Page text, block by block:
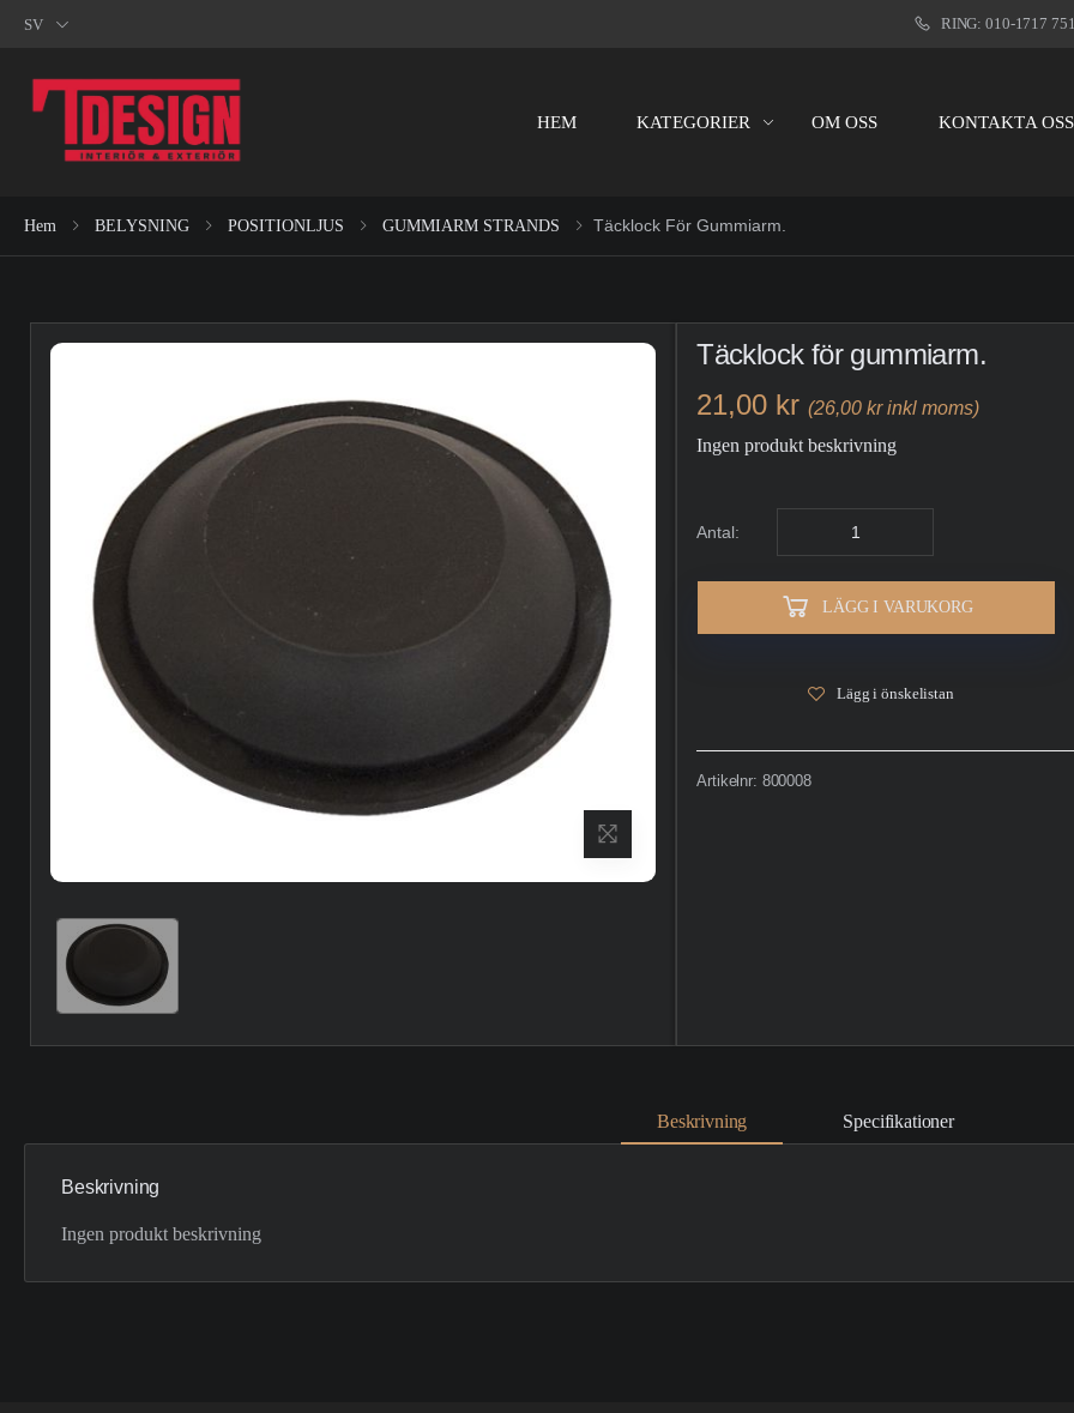
SV RING: 010-1717 751
HEM KATEGORIER OM OSS KONTAKTA OSS
Hem BELYSNING POSITIONLJUS GUMMIARM STRANDS Täcklock För Gummiarm.
Täcklock för gummiarm.
21,00 kr (26,00 kr inkl moms)
Ingen produkt beskrivning
Antal:
LÄGG I VARUKORG
Lägg i önskelistan
Artikelnr: 800008
Beskrivning Specifikationer
Beskrivning
Ingen produkt beskrivning